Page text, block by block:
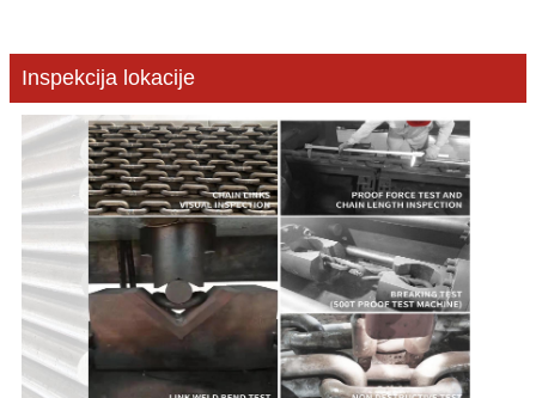
Inspekcija lokacije